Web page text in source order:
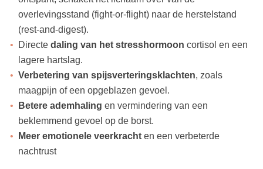
overlevingsstand (fight-or-flight) naar de herstelstand
(rest-and-digest).
Directe daling van het stresshormoon cortisol en een
lagere hartslag.
Verbetering van spijsverteringsklachten, zoals
maagpijn of een opgeblazen gevoel.
Betere ademhaling en vermindering van een
beklemmend gevoel op de borst.
Meer emotionele veerkrachten een verbeterde
nachtrust